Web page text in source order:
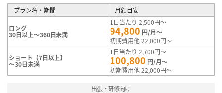
プラン名・期間 月額目安
ロング
30日以上～360日未満
1日当たり 2,500円～
94,800 円/月～
初期費用他 22,000円～
ショート【7日以上】
～30日未満
1日当たり 2,700円～
100,800 円/月～
初期費用他 22,000円～
出張・研修向け